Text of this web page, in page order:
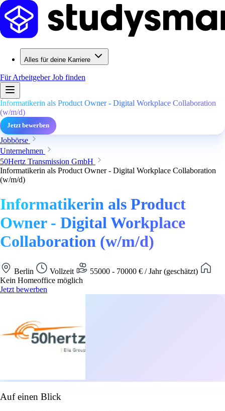
Alles für deine Karriere
Für ArbeitgeberJob finden
Informatikerin als Product Owner - Digital Workplace Collaboration
(w/m/d)
Jetzt bewerben
Jobbörse
Unternehmen
50Hertz Transmission GmbH
Informatikerin als Product Owner - Digital Workplace Collaboration
(w/m/d)
Informatikerin als Product
Owner - Digital Workplace
Collaboration (w/m/d)
Berlin Vollzeit
55000 - 70000 € / Jahr (geschätzt)
Kein Homeoffice möglich
Jetzt bewerben
Auf einen Blick